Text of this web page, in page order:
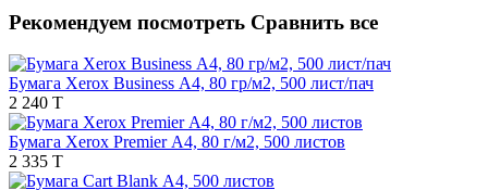
Рекомендуем посмотреть Сравнить все
Бумага Xerox Business А4, 80 гр/м2, 500 лист/пач
2 240 T
Бумага Xerox Premier А4, 80 г/м2, 500 листов
2 335 T